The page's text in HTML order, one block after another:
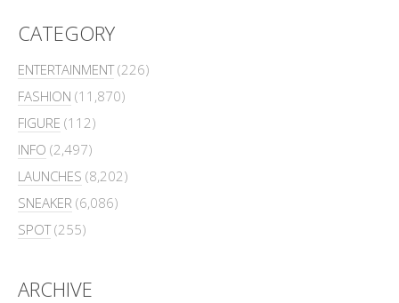
CATEGORY
ENTERTAINMENT(226)
FASHION (11,870)
FIGURE (112)
INFO (2,497)
LAUNCHES (8,202)
SNEAKER (6,086)
SPOT(255)
ARCHIVE